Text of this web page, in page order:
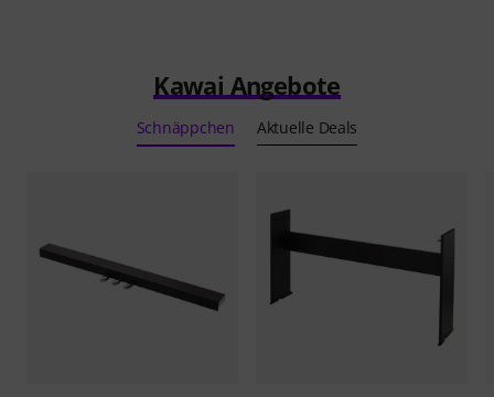
Kawai Angebote
Schnäppchen Aktuelle Deals